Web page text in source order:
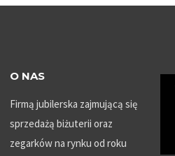
O NAS
Firmą jubilerska zajmującą się
sprzedażą biżuterii oraz
zegarków na rynku od roku